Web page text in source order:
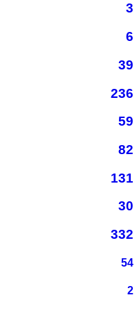
3
6
39
236
59
82
131
30
332
54
2